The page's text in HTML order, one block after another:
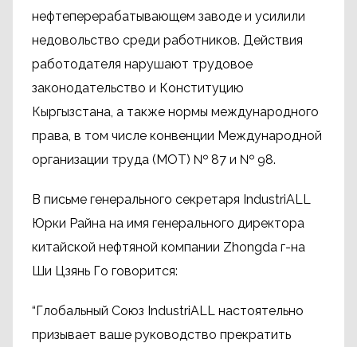
нефтеперерабатывающем заводе и усилили
недовольство среди работников. Действия
работодателя нарушают трудовое
законодательство и Конституцию
Кыргызстана, а также нормы международного
права, в том числе конвенции Международной
организации труда (МОТ) № 87 и № 98.
В письме генерального секретаря IndustriALL
Юрки Райна на имя генерального директора
китайской нефтяной компании Zhongda г-на
Ши Цзянь Го говорится:
“Глобальный Союз IndustriALL настоятельно
призывает ваше руководство прекратить